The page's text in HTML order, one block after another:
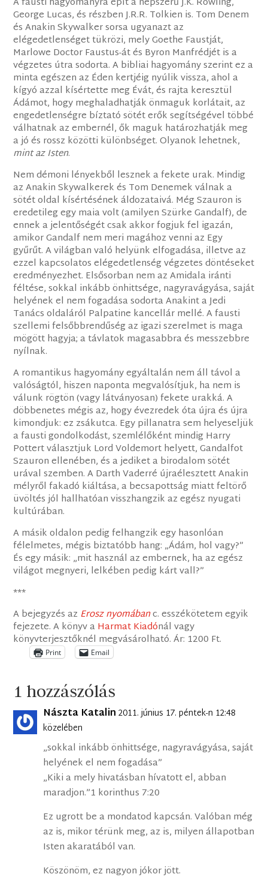
George Lucas, és részben J.R.R. Tolkien is. Tom Denem
és Anakin Skywalker sorsa ugyanazt az
elégedetlenséget tükrözi, mely Goethe Faustját,
Marlowe Doctor Faustus-át és Byron Manfrédjét is a
végzetes útra sodorta. A bibliai hagyomány szerint ez a
minta egészen az Éden kertjéig nyúlik vissza, ahol a
kígyó azzal kísértette meg Évát, és rajta keresztül
Ádámot, hogy meghaladhatják önmaguk korlátait, az
engedetlenségre bíztató sötét erők segítségével többé
válhatnak az embernél, ők maguk határozhatják meg
a jó és rossz közötti különbséget. Olyanok lehetnek,
mint az Isten.
Nem démoni lényekből lesznek a fekete urak. Mindig
az Anakin Skywalkerek és Tom Denemek válnak a
sötét oldal kísértésének áldozataivá. Még Szauron is
eredetileg egy maia volt (amilyen Szürke Gandalf), de
ennek a jelentőségét csak akkor fogjuk fel igazán,
amikor Gandalf nem meri magához venni az Egy
gyűrűt. A világban való helyünk elfogadása, illetve az
ezzel kapcsolatos elégedetlenség végzetes döntéseket
eredményezhet. Elsősorban nem az Amidala iránti
féltése, sokkal inkább önhittsége, nagyravágyása, saját
helyének el nem fogadása sodorta Anakint a Jedi
Tanács oldaláról Palpatine kancellár mellé. A fausti
szellemi felsőbbrendűség az igazi szerelmet is maga
mögött hagyja; a távlatok magasabbra és messzebbre
nyílnak.
A romantikus hagyomány egyáltalán nem áll távol a
valóságtól, hiszen naponta megvalósítjuk, ha nem is
válunk rögtön (vagy látványosan) fekete urakká. A
döbbenetes mégis az, hogy évezredek óta újra és újra
kimondjuk: ez zsákutca. Egy pillanatra sem helyeseljük
a fausti gondolkodást, szemlélőként mindig Harry
Pottert választjuk Lord Voldemort helyett, Gandalfot
Szauron ellenében, és a jediket a birodalom sötét
urával szemben. A Darth Vaderré újraélesztett Anakin
mélyről fakadó kiáltása, a becsapottság miatt feltörő
üvöltés jól hallhatóan visszhangzik az egész nyugati
kultúrában.
A másik oldalon pedig felhangzik egy hasonlóan
félelmetes, mégis biztatóbb hang: „Ádám, hol vagy?”
És egy másik: „mit használ az embernek, ha az egész
világot megnyeri, lelkében pedig kárt vall?”
***
A bejegyzés az Erosz nyomábanc. esszékötetem egyik
fejezete. A könyv aHarmat Kiadónál vagy
könyvterjesztőknél megvásárolható. Ár: 1200 Ft.
Print Email
1 hozzászólás
Nászta Katalin 2011. június 17. péntek-n 12:48
közelében
„sokkal inkább önhittsége, nagyravágyása, saját
helyének el nem fogadása”
„Kiki a mely hivatásban hívatott el, abban
maradjon.”1 korinthus 7:20
Ez ugrott be a mondatod kapcsán. Valóban még
az is, mikor térünk meg, az is, milyen állapotban
Isten akaratából van.
Köszönöm, ez nagyon jókor jött.